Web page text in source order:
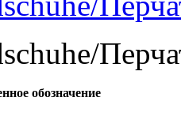
обозначение